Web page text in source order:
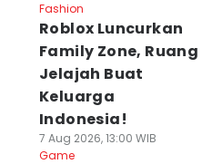
Fashion
Roblox Luncurkan
Family Zone, Ruang
Jelajah Buat
Keluarga
Indonesia!
7 Aug 2026, 13:00 WIB
Game